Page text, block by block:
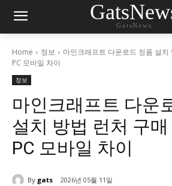
GatsNews
Home 정보
마인크래프트 다운로드 정품 설치
PC 모바일 차이
정보
마인크래프트 다운
설치 방법 런처 구
PC 모바일 차이
By gats 2026년 05월 11일